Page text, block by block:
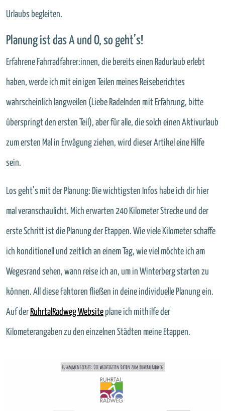
Urlaubs begleiten.
Planung ist das A und O, so geht’s!
Erfahrene Fahrradfahrer:innen, die bereits einen Radurlaub erlebt
haben, werde ich mit einigen Teilen meines Reiseberichtes
wahrscheinlich langweilen (Liebe Radelnden mit Erfahrung, bitte
überspringt den ersten Teil), aber für alle, die solch einen Aktivurlaub
zum ersten Mal in Erwägung ziehen, wird dieser Artikel eine Hilfe
sein.
Los geht’s mit der Planung: Die wichtigsten Infos habe ich dir hier
mal veranschaulicht. Mich erwarten 240 Kilometer Strecke und der
erste Schritt ist die Planung der Etappen. Wie viele Kilometer schaffe
ich konditionell und zeitlich an einem Tag, wie viel möchte ich am
Wegesrand sehen, wann reise ich an, um in Winterberg starten zu
können. All diese Faktoren fließen in deine individuelle Planung ein.
Auf der RuhrtalRadweg Website plane ich mithilfe der
Kilometerangaben zu den einzelnen Städten meine Etappen.